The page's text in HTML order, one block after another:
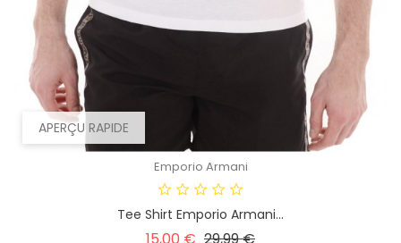
APERÇU RAPIDE
Emporio Armani
Tee Shirt Emporio Armani...
Prix Prix